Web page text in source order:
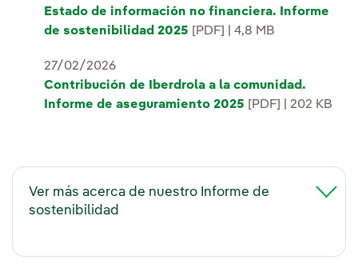
Estado de información no financiera. Informe
de sostenibilidad 2025 [PDF] | 4,8 MB
27/02/2026
Contribución de Iberdrola a la comunidad.
Informe de aseguramiento 2025 [PDF] | 202 KB
Ver más acerca de nuestro Informe de
sostenibilidad